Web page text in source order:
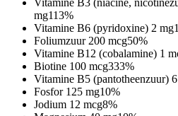
Vitamine B3 (niacine,
mg113%
Vitamine B6 (pyridoxine) 2 mg
Foliumzuur 200 mcg50%
Vitamine B12 (cobalamine) 1
Biotine 100 mcg333%
Vitamine B5 (pantotheenzuur)
Fosfor 125 mg10%
Jodium 12 mcg8%